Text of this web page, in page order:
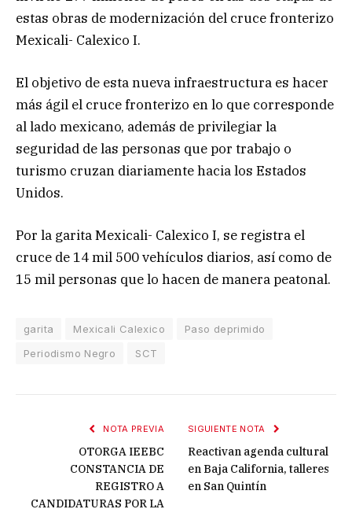
estas obras de modernización del cruce fronterizo
Mexicali- Calexico I.
El objetivo de esta nueva infraestructura es hacer
más ágil el cruce fronterizo en lo que corresponde
al lado mexicano, además de privilegiar la
seguridad de las personas que por trabajo o
turismo cruzan diariamente hacia los Estados
Unidos.
Por la garita Mexicali- Calexico I, se registra el
cruce de 14 mil 500 vehículos diarios, así como de
15 mil personas que lo hacen de manera peatonal.
garita Mexicali Calexico
Paso deprimido
Periodismo Negro
SCT
NOTA PREVIA
OTORGA IEEBC
CONSTANCIA DE
REGISTRO A
CANDIDATURAS POR LA
SIGUIENTE NOTA
Reactivan agenda cultural
en Baja California, talleres
en San Quintín